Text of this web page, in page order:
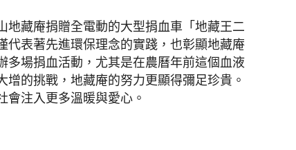
藏庵捐贈全電動的大型捐血車「地藏王二
表著先進環保理念的實踐，也彰顯地藏庵
場捐血活動，尤其是在農曆年前這個血液
的挑戰，地藏庵的努力更顯得彌足珍貴。
注入更多溫暖與愛心。